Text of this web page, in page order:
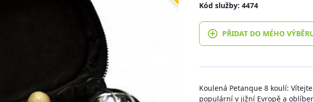
Kód služby: 4474
PŘIDAT DO MÉHO
Koulená Petanque 8 koulí:
populární v jižní Evropě a